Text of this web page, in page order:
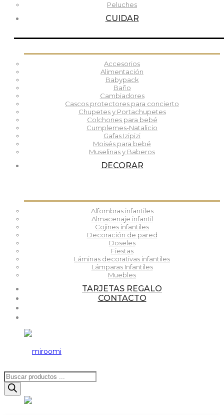
Peluches
CUIDAR
Accesorios
Alimentación
Babypack
Baño
Cambiadores
Cascos protectores para concierto
Chupetes y Portachupetes
Colchones para bebé
Cumplemes-Natalicio
Gafas Izipizi
Moisés para bebé
Muselinas y Baberos
DECORAR
Alfombras infantiles
Almacenaje infantil
Cojines infantiles
Decoración de pared
Doseles
Fiestas
Láminas decorativas infantiles
Lámparas Infantiles
Muebles
TARJETAS REGALO
CONTACTO
Búsqueda
de
productos